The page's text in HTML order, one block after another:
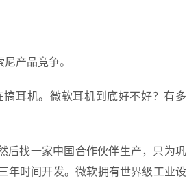
产品竞争。
耳机。微软耳机到底好不好？有多
后找一家中国合作伙伴生产，只为巩
年时间开发。微软拥有世界级工业设